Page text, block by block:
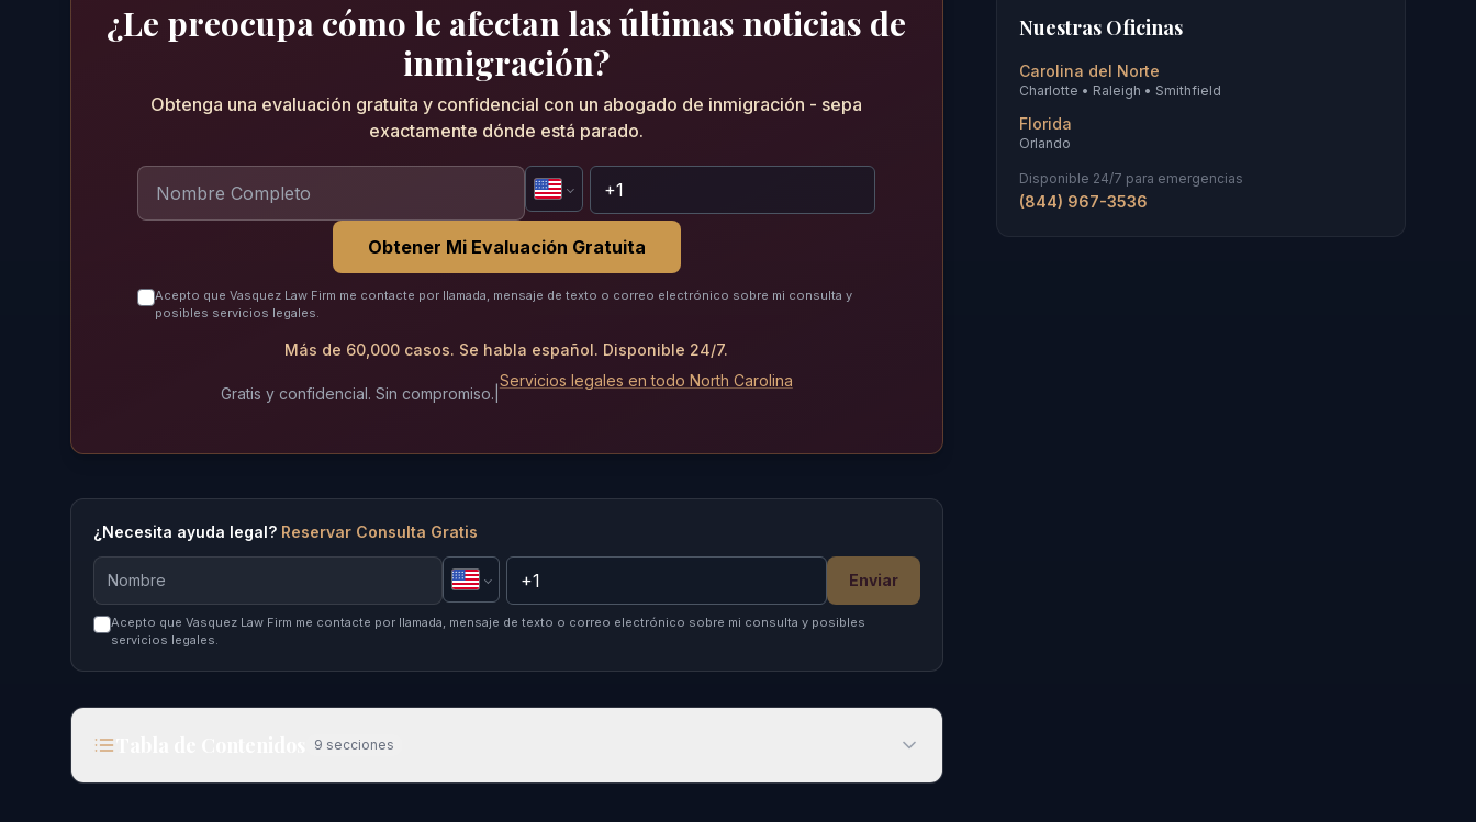
¿Le preocupa cómo le afectan las últimas noticias de
inmigración?
Obtenga una evaluación gratuita y confidencial con un abogado de inmigración - sepa
exactamente dónde está parado.
Obtener Mi Evaluación Gratuita
Acepto que Vasquez Law Firm me contacte por llamada, mensaje de texto o correo electrónico sobre mi consulta y
posibles servicios legales.
Más de 60,000 casos. Se habla español. Disponible 24/7.
Gratis y confidencial. Sin compromiso.
Servicios legales en todo North Carolina
¿Necesita ayuda legal? Reservar Consulta Gratis
Enviar
Acepto que Vasquez Law Firm me contacte por llamada, mensaje de texto o correo electrónico sobre mi consulta y posibles
servicios legales.
9 secciones
Nuestras Oficinas
Carolina del Norte
Charlotte • Raleigh • Smithfield
Florida
Orlando
Disponible 24/7 para emergencias
(844) 967-3536